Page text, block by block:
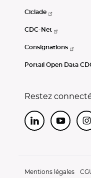
Ciclade
CDC-Net
Consignations
Portail Open Data
Restez
LinkedInYoutube
Mentions légales